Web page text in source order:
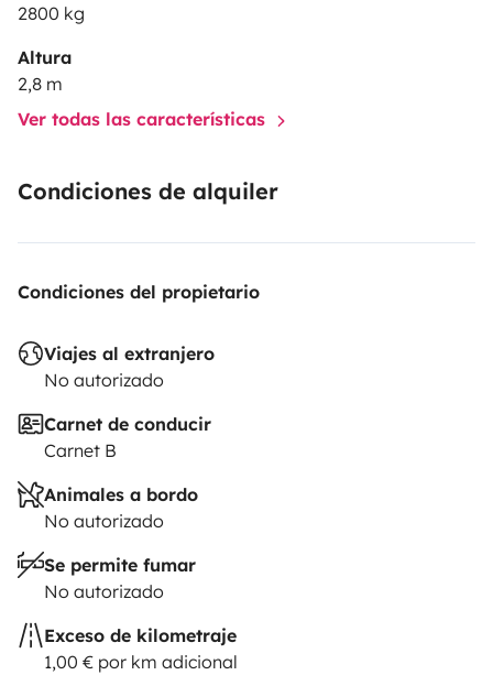
2800 kg
Altura
2,8 m
Ver todas las características
Condiciones de alquiler
Condiciones del propietario
Viajes al extranjero
No autorizado
Carnet de conducir
Carnet B
Animales a bordo
No autorizado
Se permite fumar
No autorizado
Exceso de kilometraje
1,00 € por km adicional